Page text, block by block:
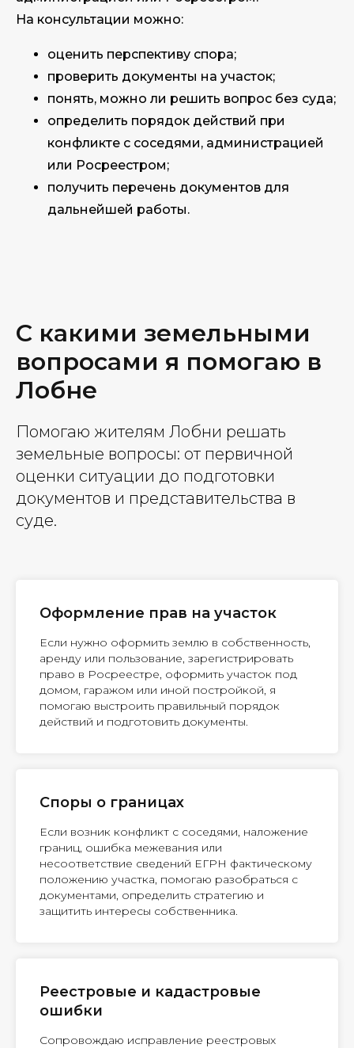
На консультации можно:
оценить перспективу спора;
проверить документы на участок;
понять, можно ли решить вопрос без суда;
определить порядок действий при
конфликте с соседями, администрацией
или Росреестром;
получить перечень документов для
дальнейшей работы.
С какими земельными
вопросами я помогаю в
Лобне
Помогаю жителям Лобни решать
земельные вопросы: от первичной
оценки ситуации до подготовки
документов и представительства в
суде.
Оформление прав на участок
Если нужно оформить землю в собственность,
аренду или пользование, зарегистрировать
право в Росреестре, оформить участок под
домом, гаражом или иной постройкой, я
помогаю выстроить правильный порядок
действий и подготовить документы.
Споры о границах
Если возник конфликт с соседями, наложение
границ, ошибка межевания или
несоответствие сведений ЕГРН фактическому
положению участка, помогаю разобраться с
документами, определить стратегию и
защитить интересы собственника.
Реестровые и кадастровые
ошибки
Сопровождаю исправление реестровых